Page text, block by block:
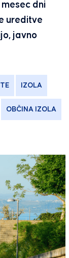
dni
ureditve
javno
IZOLA
OBČINA IZOLA